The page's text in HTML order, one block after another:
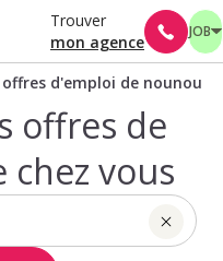
Trouver
mon agence
JOB
offres d'emploi de nounou
offres de
chez vous